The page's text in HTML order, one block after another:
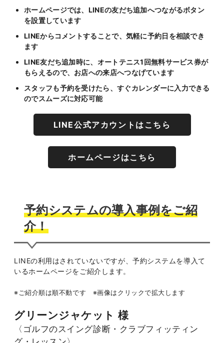
ホームページでは、LINEの友だち追加へつながるボタン
を設置しています
LINEからコメントすることで、気軽に予約日を相談でき
ます
LINE友だち追加時に、オートテニス1回無料サービス券が
もらえるので、お店への来店へつなげています
スタッフも予約を受けたら、すぐカレンダーに入力できる
のでスムーズに対応可能
LINE公式アカウントはこちら
ホームページはこちら
予約システムの導入事例をご紹
介！
LINEの利用はされていないですが、予約システムを導入て
いるホームページをご紹介します。
※ご紹介順は順不動です ※画像はクリックで拡大します
グリーンジャケット 様
〈ゴルフのスイング診断・クラブフィッティン